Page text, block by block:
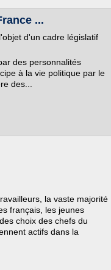
...
d'un cadre législatif
des personnalités
à la vie politique par le
des...
la vaste majorité
français, les jeunes
choix des chefs du
actifs dans la